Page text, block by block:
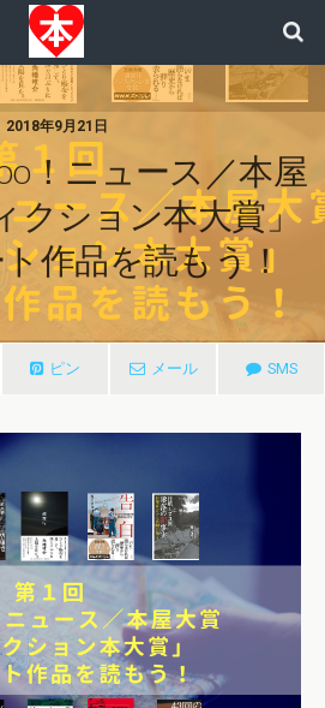
2018年9月21日
！ニュース／本屋
クション本大賞」
作品を読もう！
ピン メール SMS